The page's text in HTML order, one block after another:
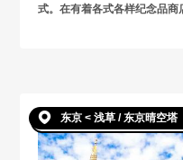
式。在有着各式各样纪念品
东京 < 浅草 / 东京晴空塔